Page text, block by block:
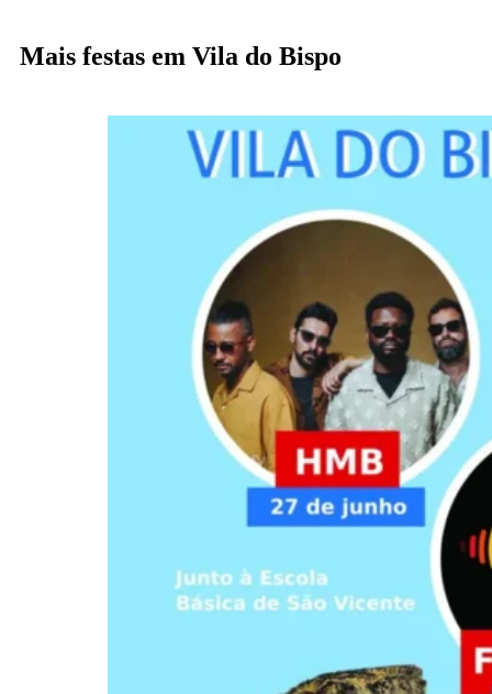
Mais festas em Vila do Bispo